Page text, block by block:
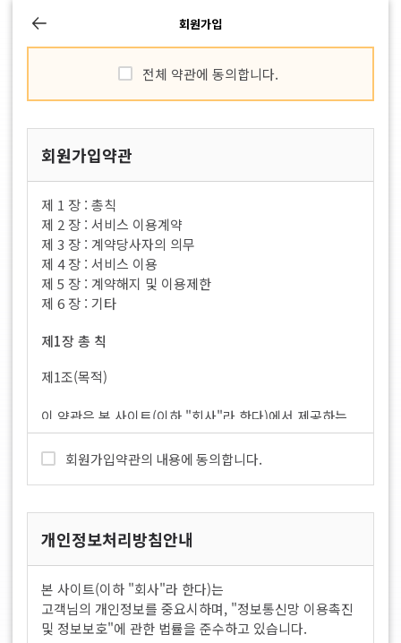
회원가입
전체 약관에 동의합니다.
회원가입약관
제 1 장 : 총칙
제 2 장 : 서비스 이용계약
제 3 장 : 계약당사자의 의무
제 4 장 : 서비스 이용
제 5 장 : 계약해지 및 이용제한
제 6 장 : 기타
제1장 총 칙
제1조(목적)
이 약관은 본 사이트(이하 "회사"라 한다)에서 제공하는
모든 서비스(이하 "서비스"라 한다)의 이용조건 및 절차에
관한 사항을 규정함을 목적으로 합니다.
이 약관에서 사용하는 용어의 정의는 다음 각 호와 같습니
다.
는 자
2. 이용계약 : 서비스 이용과 관련하여 회사와 이용자간에
체결하는 계약
회원가입약관의 내용에 동의합니다.
개인정보처리방침안내
본 사이트(이하 "회사"라 한다)는
고객님의 개인정보를 중요시하며, "정보통신망 이용촉진
및 정보보호"에 관한 법률을 준수하고 있습니다.